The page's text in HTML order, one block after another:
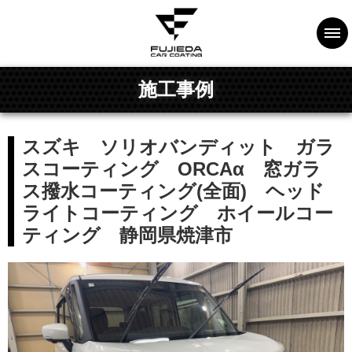
施工事例
スズキ ソリオバンディット ガラ
スコーティング ORCAα 窓ガラ
ス撥水コーティング(全面) ヘッド
ライトコーティング ホイールコー
ティング 静岡県焼津市